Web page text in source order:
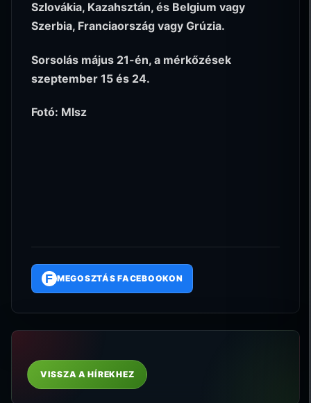
Szlovákia, Kazahsztán, és Belgium vagy
Szerbia, Franciaország vagy Grúzia.
Sorsolás május 21-én, a mérkőzések
szeptember 15 és 24.
Fotó: Mlsz
F MEGOSZTÁS FACEBOOKON
VISSZA A HÍREKHEZ